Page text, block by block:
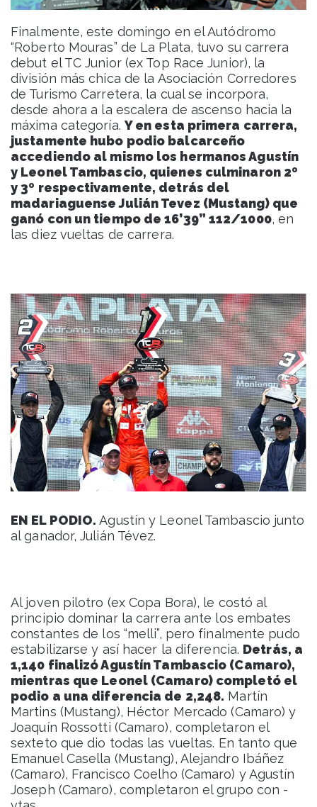
Finalmente, este domingo en el Autódromo
“Roberto Mouras” de La Plata, tuvo su carrera
debut el TC Junior (ex Top Race Junior), la
división más chica de la Asociación Corredores
de Turismo Carretera, la cual se incorpora,
desde ahora a la escalera de ascenso hacia la
máxima categoría.Y en esta primera carrera,
justamente hubo podio balcarceño
accediendo al mismo los hermanos Agustín
y Leonel Tambascio, quienes culminaron 2º
y 3º respectivamente, detrás del
madariaguense Julián Tevez (Mustang) que
ganó con un tiempo de 16’39” 112/1000, en
las diez vueltas de carrera.
EN EL PODIO. Agustín y Leonel Tambascio junto
al ganador, Julián Tévez.
Al joven pilotro (ex Copa Bora), le costó al
principio dominar la carrera ante los embates
constantes de los “melli”, pero finalmente pudo
estabilizarse y así hacer la diferencia. Detrás, a
1,140 finalizó Agustín Tambascio (Camaro),
mientras que Leonel (Camaro) completó el
podio a una diferencia de 2,248. Martín
Martins (Mustang), Héctor Mercado (Camaro) y
Joaquín Rossotti (Camaro), completaron el
sexteto que dio todas las vueltas. En tanto que
Emanuel Casella (Mustang), Alejandro Ibáñez
(Camaro), Francisco Coelho (Camaro) y Agustín
Joseph (Camaro), completaron el grupo con -